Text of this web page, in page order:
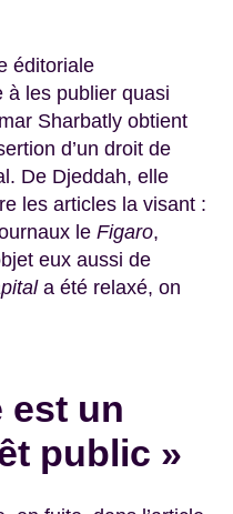
éditoriale
à les publier quasi
Sharbatly obtient
d’un droit de
De Djeddah, elle
les articles la visant :
le Figaro,
eux aussi de
a été relaxé, on
est un
public »